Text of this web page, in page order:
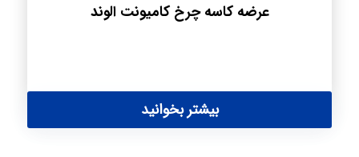
عرضه کاسه چرخ کامیونت الوند
بیشتر بخوانید